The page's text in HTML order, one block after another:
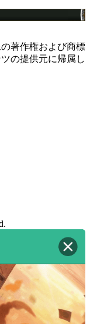
著作権および商標
の提供元に帰属し